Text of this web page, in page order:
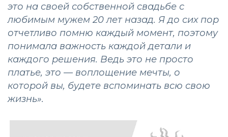
это на своей собственной свадьбе с
любимым мужем 20 лет назад. Я до сих пор
отчетливо помню каждый момент, поэтому
понимала важность каждой детали и
каждого решения. Ведь это не просто
платье, это — воплощение мечты, о
которой вы, будете вспоминать всю свою
жизнь».